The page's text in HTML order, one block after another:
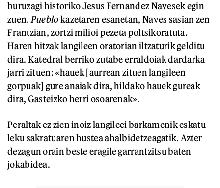
buruzagi historiko Jesus Fernandez Navesek egin
zuen. Pueblokazetaren esanetan, Naves sasian zen
Frantzian, zortzi milioi pezeta poltsikoratuta.
Haren hitzak langileen oratorian iltzaturik gelditu
dira. Katedral berriko zutabe erraldoiak dardarka
jarri zituen: «hauek [aurrean zituen langileen
gorpuak] gure anaiak dira, hildako hauek gureak
dira, Gasteizko herri osoarenak».
Peraltak ez zien inoiz langileei barkamenik eskatu
leku sakratuaren hustea ahalbidetzeagatik. Azter
dezagun orain beste eragile garrantzitsu baten
jokabidea.